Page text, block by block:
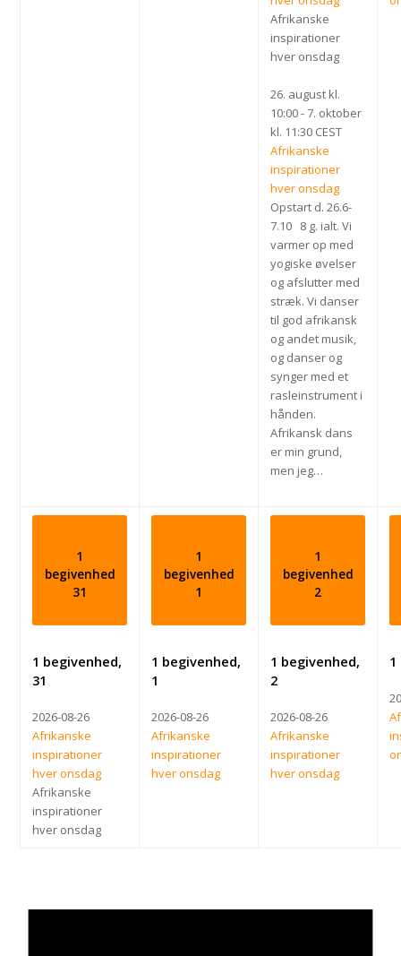
Afrikanske
inspirationer
hver onsdag
26. august kl.
10:00-7. oktober
kl. 11:30 CEST
Afrikanske
inspirationer
hver onsdag
Opstart d. 26.6-
7.10 8 g. ialt. Vi
varmer op med
yogiske øvelser
og afslutter med
stræk. Vi danser
til god afrikansk
og andet musik,
og danser og
synger med et
rasleinstrument i
hånden.
Afrikansk dans
er min grund,
men jeg…
1
begivenhed
31
1 begivenhed,
31
2026-08-26
Afrikanske
inspirationer
hver onsdag
Afrikanske
inspirationer
hver onsdag
1
begivenhed
1
1 begivenhed,
1
2026-08-26
Afrikanske
inspirationer
hver onsdag
1
begivenhed
2
1 begivenhed,
2
2026-08-26
Afrikanske
inspirationer
hver onsdag